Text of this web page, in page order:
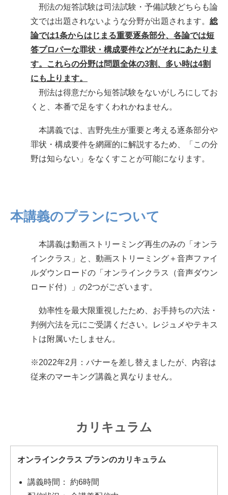
刑法の短答試験は司法試験・予備試験どちらも論
文では出題されないような分野が出題されます。 総
論では1条からはじまる重要逐条部分、各論では短
答プロパーな罪状・構成要件などがそれにあたりま
す。これらの分野は問題全体の3割、多い時は4割
にも上ります。
刑法は得意だから短答試験をないがしろにしてお
くと、本番で足をすくわれかねません。
本講義では、吉野先生が重要と考える逐条部分や
罪状・構成要件を網羅的に解説するため、「この分
野は知らない」をなくすことが可能になります。
本講義のプランについて
本講義は動画ストリーミング再生のみの「オンラ
インクラス」と、動画ストリーミング＋音声ファイ
ルダウンロードの「オンラインクラス（音声ダウン
ロード付）」の2つがございます。
効率性を最大限重視したため、お手持ちの六法・
判例六法を元にご受講ください。レジュメやテキス
トは附属いたしません。
※2022年2月：バナーを差し替えましたが、内容は
従来のマーキング講義と異なりません。
カリキュラム
オンラインクラス プランのカリキュラム
講義時間： 約6時間